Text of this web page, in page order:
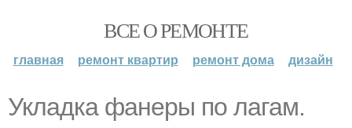
ВСЕ О РЕМОНТЕ
главная ремонт квартир ремонт дома дизайн
Укладка фанеры по лагам.